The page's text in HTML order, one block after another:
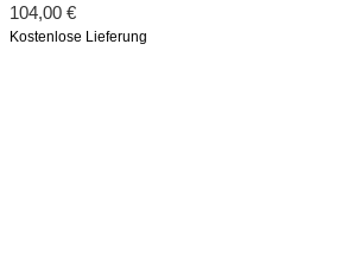
104,00 €
Kostenlose Lieferung